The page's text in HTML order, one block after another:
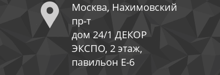
Москва, Нахимовский
пр-т
дом 24/1 ДЕКОР
ЭКСПО, 2 этаж,
павильон Е-6